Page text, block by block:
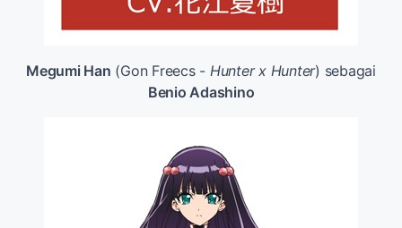
Megumi Han (Gon Freecs - Hunter x Hunter) sebagai
Benio Adashino